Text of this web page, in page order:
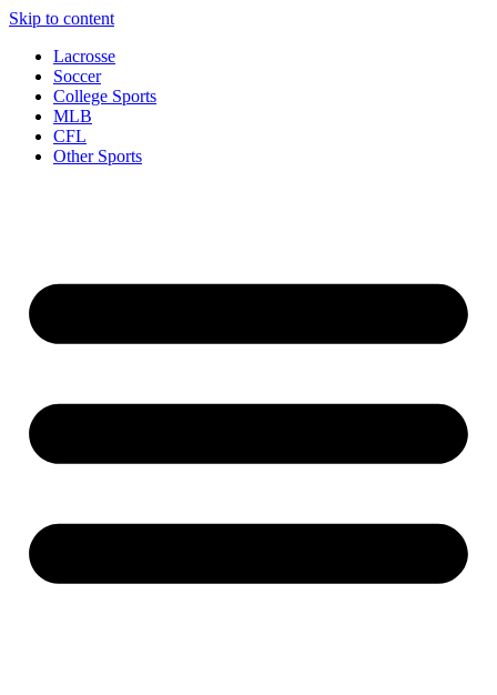
Skip to content
Lacrosse
Soccer
College Sports
MLB
CFL
Other Sports